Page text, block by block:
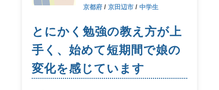
京都府/ 京田辺市/ 中学生
とにかく勉強の教え方が上
手く、始めて短期間で娘の
変化を感じています